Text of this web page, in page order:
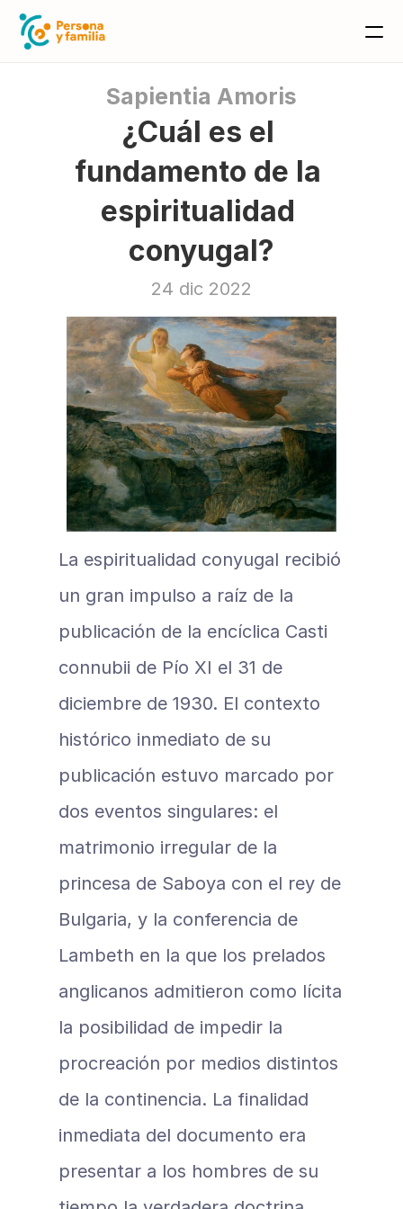
Sapientia Amoris
¿Cuál es el
fundamento de la
espiritualidad
conyugal?
24 dic 2022
La espiritualidad conyugal recibió
un gran impulso a raíz de la
publicación de la encíclica Casti
connubii de Pío XI el 31 de
diciembre de 1930. El contexto
histórico inmediato de su
publicación estuvo marcado por
dos eventos singulares: el
matrimonio irregular de la
princesa de Saboya con el rey de
Bulgaria, y la conferencia de
Lambeth en la que los prelados
anglicanos admitieron como lícita
la posibilidad de impedir la
procreación por medios distintos
de la continencia. La finalidad
inmediata del documento era
presentar a los hombres de su